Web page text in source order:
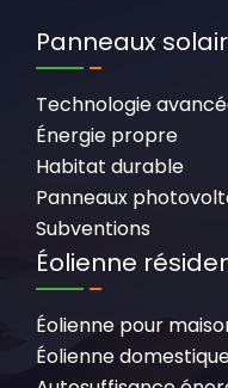
Panneaux
Technologie
Énergie propre
Habitat durable
Panneaux
Subventions
Éolienne
Éolienne pour
Éolienne